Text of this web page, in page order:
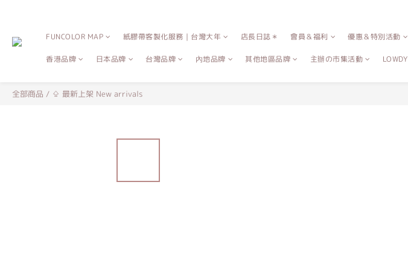
FUNCOLOR MAP 紙膠帶客製化服務｜台灣大年 店長日誌＊ 會員＆福利 優惠＆特別活動
香港品牌 日本品牌 台灣品牌 內地品牌 其他地區品牌 主辦の市集活動 LOWDY
全部商品 / ⇪ 最新上架 New arrivals